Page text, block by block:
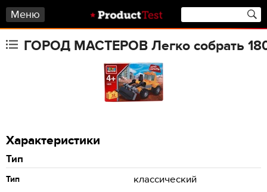
Меню
ГОРОД МАСТЕРОВ Легко собрать
Характеристики
Тип
Тип
классический